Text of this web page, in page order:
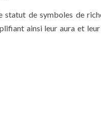
de symboles de
ainsi leur aura et